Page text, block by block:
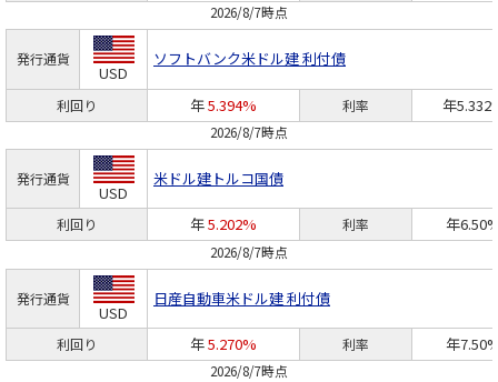
2026/8/7時点
発行通貨
USD
ソフトバンク米ドル建 利付債
利回り 年5.394% 利率 年
2026/8/7時点
発行通貨
USD
米ドル建トルコ国債
利回り 年5.202% 利率 年
2026/8/7時点
発行通貨
USD
日産自動車米ドル建 利付債
利回り 年5.270% 利率 年
2026/8/7時点